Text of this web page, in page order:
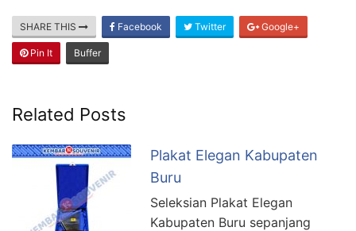
SHARE THIS Facebook Twitter Google+
Pin It Buffer
Related Posts
Plakat Elegan Kabupaten
Buru
Seleksian Plakat Elegan
Kabupaten Buru sepanjang